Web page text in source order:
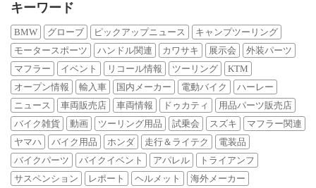
キーワード
BMW グローブ ピックアップニュース
キャンプツーリング
モータースポーツ
ハンドル関連 カワサキ 展示会
外装パーツ
マフラー
イベント リコール情報 ツーリング
KTM
オープン情報
輸入車 国内メーカー 電動バイク
ハーレー
ニュース
車両販売店 車両情報 ドゥカティ
用品パーツ販売店
バイク雑貨
動画 ツーリング用品 試乗会 スズキ
マフラー関連
ヤマハ
バイク用品 ホンダ 走行＆ライテク
電装品
バイクパーツ
バイクイベント アパレル
トライアンフ
サスペンション
レポート ヘルメット
海外メーカー